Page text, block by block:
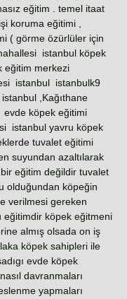
eğitim . temel itaat
koruma eğitimi ,
( görme özürlüler için
istanbul köpek
eğitim merkezi
istanbul istanbulk9
,Kağıthane
köpek eğitimi
istanbul yavru köpek
tuvalet eğitimi
suyundan azaltılarak
bir eğitim değildir tuvalet
olduğundan köpeğin
verilmesi gereken
eğitimdir köpek eğitmeni
almış olsada on iş
köpek sahipleri ile
evde köpek
davranmaları
yapmaları